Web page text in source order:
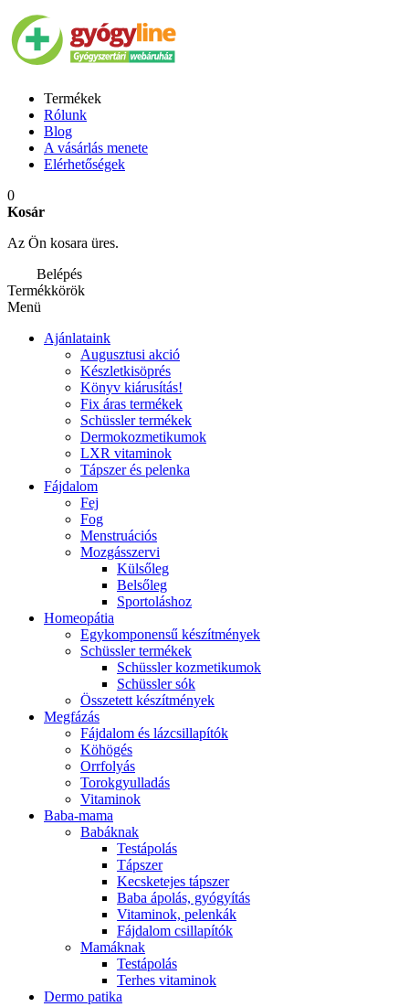
Termékek
Rólunk
Blog
A vásárlás menete
Elérhetőségek
0
Kosár
Az Ön kosara üres.
Belépés
Termékkörök
Menü
Ajánlataink
Augusztusi akció
Készletkisöprés
Könyv kiárusítás!
Fix áras termékek
Schüssler termékek
Dermokozmetikumok
LXR vitaminok
Tápszer és pelenka
Fájdalom
Fej
Fog
Menstruációs
Mozgásszervi
Külsőleg
Belsőleg
Sportoláshoz
Homeopátia
Egykomponensű készítmények
Schüssler termékek
Schüssler kozmetikumok
Schüssler sók
Összetett készítmények
Megfázás
Fájdalom és lázcsillapítók
Köhögés
Orrfolyás
Torokgyulladás
Vitaminok
Baba-mama
Babáknak
Testápolás
Tápszer
Kecsketejes tápszer
Baba ápolás, gyógyítás
Vitaminok, pelenkák
Fájdalom csillapítók
Mamáknak
Testápolás
Terhes vitaminok
Dermo patika